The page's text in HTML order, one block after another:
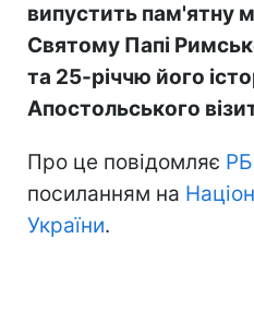
випустить пам'ятну
Святому Папі
та 25-річчю його
Апостольського
Про це повідомляє
посиланням на
України.